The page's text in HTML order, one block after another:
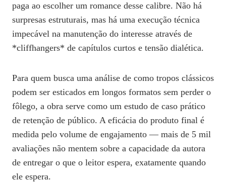
paga ao escolher um romance desse calibre. Não há
surpresas estruturais, mas há uma execução técnica
impecável na manutenção do interesse através de
*cliffhangers* de capítulos curtos e tensão dialética.
Para quem busca uma análise de como tropos clássicos
podem ser esticados em longos formatos sem perder o
fôlego, a obra serve como um estudo de caso prático
de retenção de público. A eficácia do produto final é
medida pelo volume de engajamento — mais de 5 mil
avaliações não mentem sobre a capacidade da autora
de entregar o que o leitor espera, exatamente quando
ele espera.